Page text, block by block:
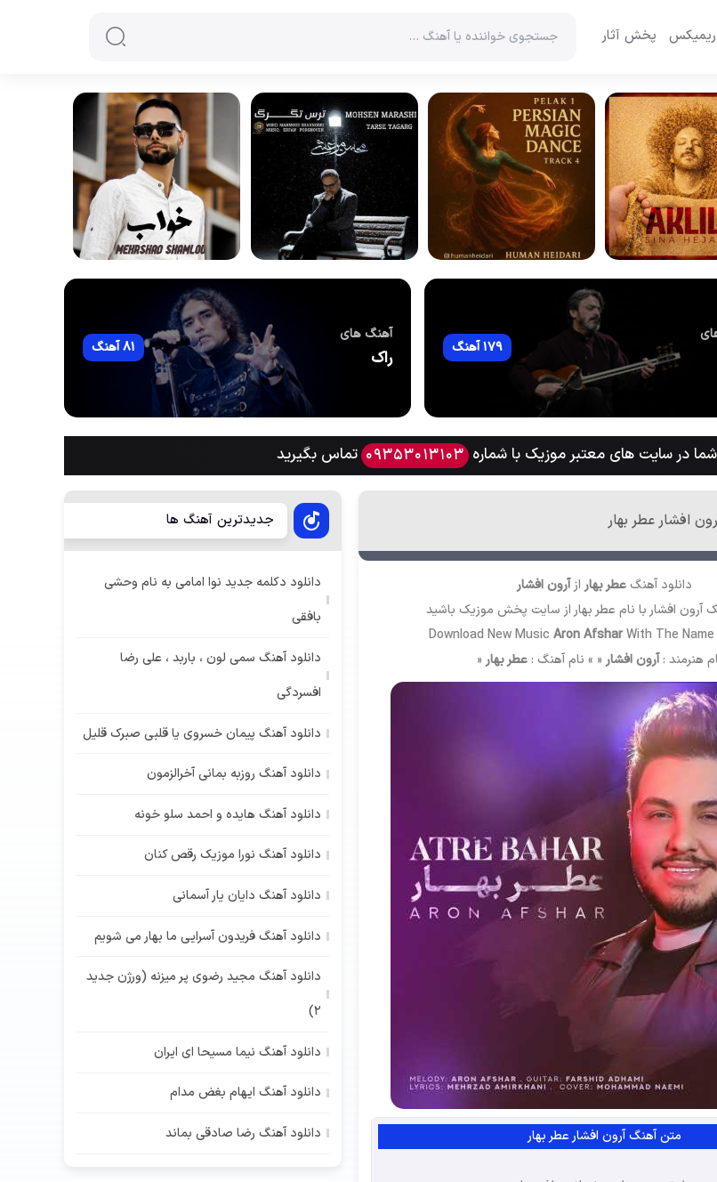
ریمیکس پخش آثار
179 آهنگ
آهنگ های
راک 81 آهنگ
در سایت های معتبر موزیک با شماره 09353013103 تماس بگیرید
افشار عطر بهار
دانلود آهنگ عطر بهار ازآرون افشار
آرون افشار با نام عطر بهار از سایت پخش موزیک باشید
Download New MusicAron AfsharWith The
هنرمند :آرون افشار « » نام آهنگ :عطر بهار «
متن آهنگ آرون افشار عطر بهار
جدیدترین آهنگ ها
دانلود دکلمه جدید نوا امامی به نام وحشی
بافقی
دانلود آهنگ سمی لون ، باربد ، علی رضا
افسردگی
دانلود آهنگ پیمان خسروی یا قلبی صبرک قلیل
دانلود آهنگ روزبه بمانی آخرالزمون
دانلود آهنگ هایده و احمد سلو خونه
دانلود آهنگ نورا موزیک رقص کنان
دانلود آهنگ دایان یار آسمانی
دانلود آهنگ فریدون آسرایی ما بهار می شویم
دانلود آهنگ مجید رضوی پر میزنه (ورژن جدید
2)
دانلود آهنگ نیما مسیحا ای ایران
دانلود آهنگ ایهام بغض مدام
دانلود آهنگ رضا صادقی بماند